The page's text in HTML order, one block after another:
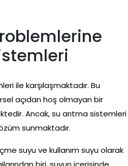
ile karşılaşmaktadır. Bu
açıdan hoş olmayan bir
Ancak, su arıtma sistemleri
sunmaktadır.
suyu ve kullanım suyu olarak